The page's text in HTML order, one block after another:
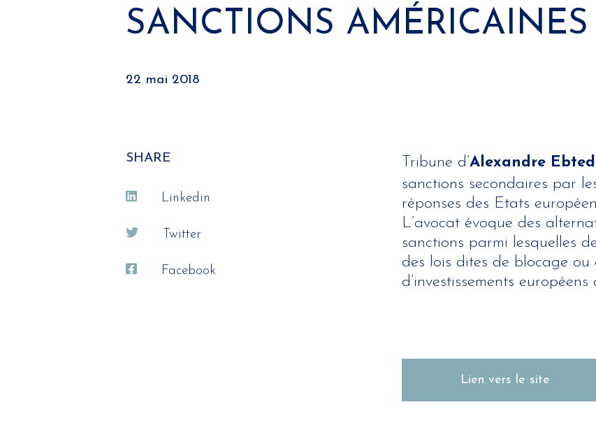
SANCTIONS AMÉRICAINES
22 mai 2018
SHARE
Linkedin
Twitter
Facebook
Tribune d’Alexandre
sanctions secondaires par
réponses des Etats
L’avocat évoque des
sanctions parmi lesquelles
des lois dites de blocage ou
d’investissements
Lien vers le site